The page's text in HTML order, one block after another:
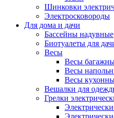
Шинковки
Электросковороды
Для дома и дачи
Бассейны надувные
Биотуалеты для
Весы
Весы
Весы
Весы
Вешалки для
Грелки